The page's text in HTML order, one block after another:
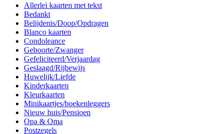
Allerlei kaarten met tekst
Bedankt
Belijdenis/Doop/Opdragen
Blanco kaarten
Condoleance
Geboorte/Zwanger
Gefeliciteerd/Verjaardag
Geslaagd/Rijbewijs
Huwelijk/Liefde
Kinderkaarten
Kleurkaarten
Minikaartjes/boekenleggers
Nieuw huis/Pensioen
Opa & Oma
Postzegels